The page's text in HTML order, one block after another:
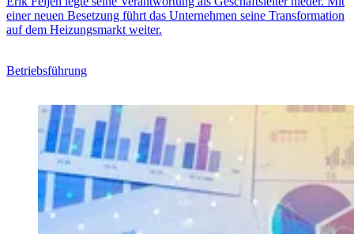
einer neuen Besetzung führt das Unternehmen seine Transformation
auf dem Heizungsmarkt weiter.
Betriebsführung